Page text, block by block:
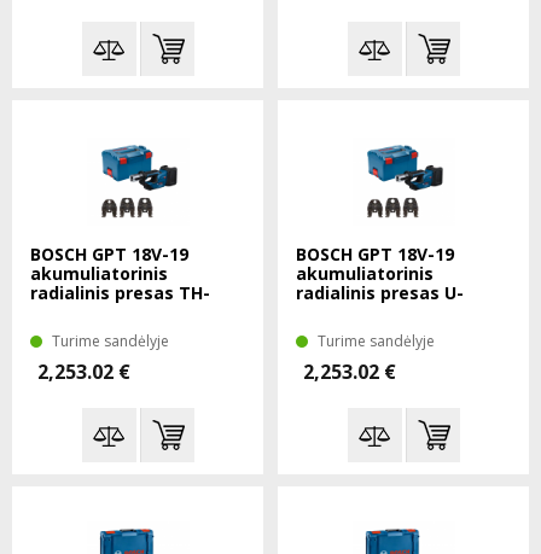
BOSCH GPT 18V-19
akumuliatorinis
radialinis presas TH-
Turime sandėlyje
2,253.02 €
BOSCH GPT 18V-19
akumuliatorinis
radialinis presas U-
Turime sandėlyje
2,253.02 €